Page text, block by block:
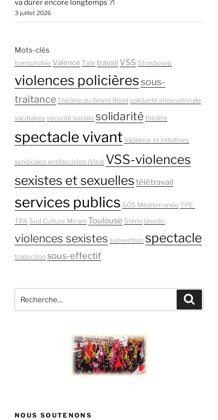
va durer encore longtemps ?!
3 juillet 2026
Mots-clés
transphobie Valence Tate travail VSS Strasbourg
violences policièressous-
traitanceThéâtre du Grand Rond solidarité internationale
vacataires sécurité sociale solidaritéthéâtre
spectacle vivant Vigilance et initiatives
syndicales antifascistes (Visa) VSS-violences
sexistes et sexuellestélétravail
services publics SOS Méditerranée TPE-
TPA Sud Culture Micam Toulouse Stérin Unedic
violences sexistes subvention spectacle
traduction sous-effectif
pour
NOUS SOUTENONS